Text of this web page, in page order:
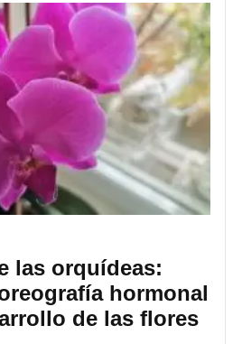
las orquídeas:
hormonal
de las flores